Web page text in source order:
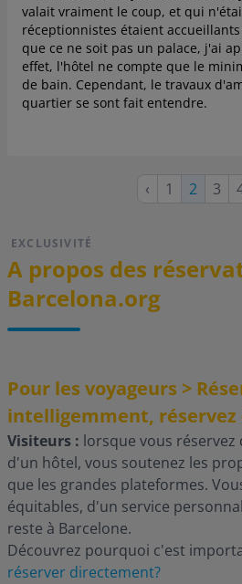
valait vraiment le coup, et qui
réceptionnistes étaient
que ce ne soit pas un palace, j'ai
effet, l'hôtel ne compte que le
de bain. Cependant, le travaux
quartier se sont fait entendre.
Page
‹ Page
1
Page
2 3
EXCLUSIVITÉ
A propos des
Barcelona.org
Pour les voyageurs >
intelligemment,
Visiteurs : lorsque vous
d'un hôtel, vous soutenez les
que les grandes plateformes.
équitables, d'un service
reste à Barcelone.
Découvrez pourquoi c'est
réserver directement?